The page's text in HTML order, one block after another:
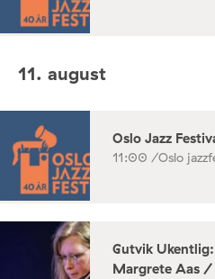
11. august
Oslo Jazz
11:00 /Oslo
Gutvik
Margrete Aas /